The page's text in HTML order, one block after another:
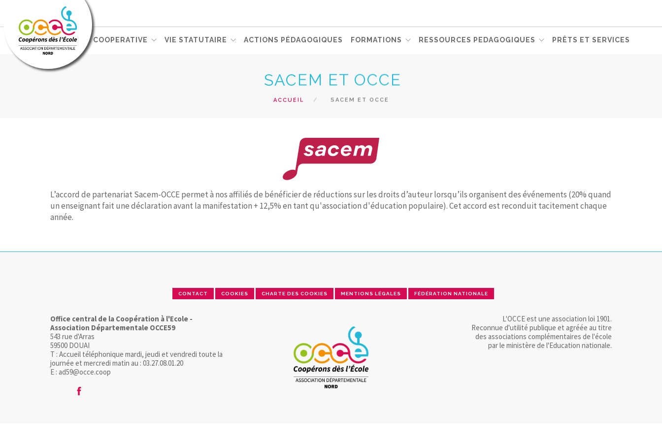
L'OCCE GERER SA COOPERATIVE VIE STATUTAIRE ACTIONS PÉDAGOGIQUES FORMATIONS RESSOURCES PEDAGOGIQUES PRÊTS ET SERVICES
SACEM ET OCCE
ACCUEIL SACEM ET OCCE
L’accord de partenariat Sacem-OCCE permet à nos affiliés de bénéficier de réductions sur les droits d’auteur lorsqu’ils organisent des événements (20% quand
un enseignant fait une déclaration avant la manifestation + 12,5% en tant qu'association d'éducation populaire). Cet accord est reconduit tacitement chaque
année.
CONTACT COOKIES CHARTE DES COOKIES MENTIONS LÉGALES FÉDÉRATION NATIONALE
Office central de la Coopération à l'Ecole -
Association Départementale OCCE59
543 rue d'Arras
59500 DOUAI
T : Accueil téléphonique mardi, jeudi et vendredi toute la
journée et mercredi matin au : 03.27.08.01.20
E : ad59@occe.coop
L'OCCE est une association loi 1901.
Reconnue d'utilité publique et agréée au titre
des associations complémentaires de l'école
par le ministère de l'Education nationale.